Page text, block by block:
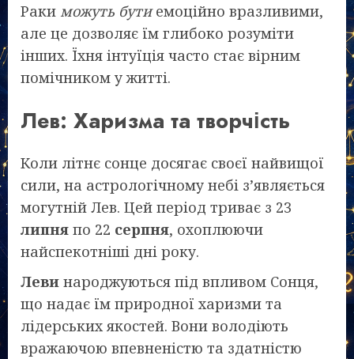
Раки можуть бутиемоційно вразливими,
але це дозволяє їм глибоко розуміти
інших. Їхня інтуїція часто стає вірним
помічником у житті.
Лев: Харизма та творчість
Коли літнє сонце досягає своєї найвищої
сили, на астрологічному небі з’являється
могутній Лев. Цей період триває з 23
липня по 22 серпня, охоплюючи
найспекотніші дні року.
Леви народжуються під впливом Сонця,
що надає їм природної харизми та
лідерських якостей. Вони володіють
вражаючою впевненістю та здатністю